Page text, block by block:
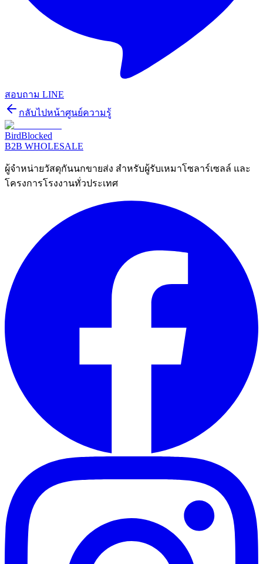
สอบถาม LINE
กลับไปหน้าศูนย์ความรู้
BirdBlocked
B2B WHOLESALE
ผู้จำหน่ายวัสดุกันนกขายส่ง สำหรับผู้รับเหมาโซลาร์เซลล์ และ
โครงการโรงงานทั่วประเทศ